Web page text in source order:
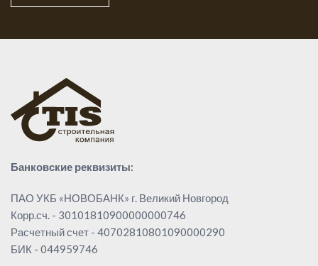
Банковские реквизиты:
ПАО УКБ «НОВОБАНК» г. Великий Новгород
Корр.сч. - 30101810900000000746
Расчетный счет - 40702810801090000290
БИК - 044959746